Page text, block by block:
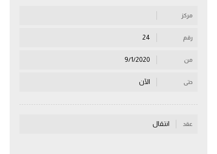
أقسام
سعودي في الجول
مركز
رقم
من
حتى الآن
عقد انتقال